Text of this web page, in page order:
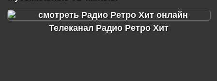
Телеканал Радио Ретро Хит